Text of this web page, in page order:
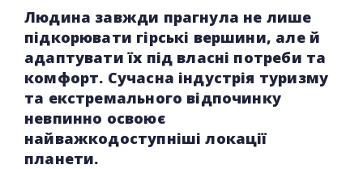
Людина завжди прагнула не лише
підкорювати гірські вершини, але й
адаптувати їх під власні потреби та
комфорт. Сучасна індустрія туризму
та екстремального відпочинку
невпинно освоює
найважкодоступніші локації
планети.